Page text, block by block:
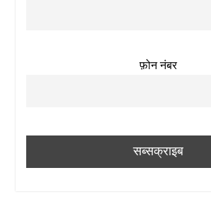
फ़ोन नंबर